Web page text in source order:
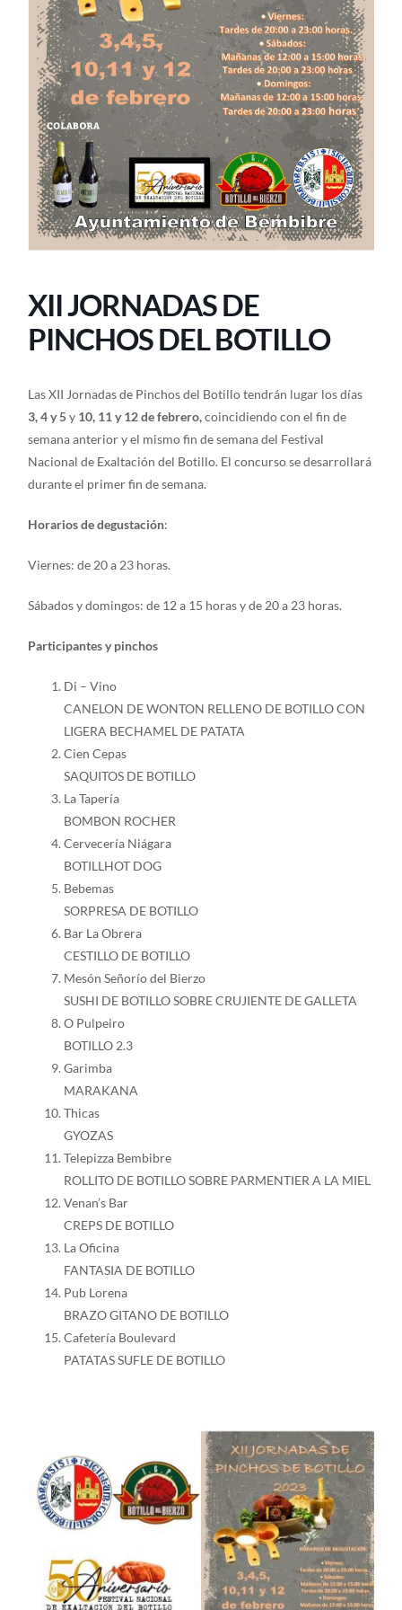
XII JORNADAS DE
PINCHOS DEL BOTILLO
Las XII Jornadas de Pinchos del Botillo tendrán lugar los días
3, 4 y 5y 10, 11 y 12 de febrero,coincidiendo con el fin de
semana anterior y el mismo fin de semana del Festival
Nacional de Exaltación del Botillo. El concurso se desarrollará
durante el primer fin de semana.
Horarios de degustación:
Viernes: de 20 a 23 horas.
Sábados y domingos: de 12 a 15 horas y de 20 a 23 horas.
Participantes y pinchos
Di – Vino
CANELON DE WONTON RELLENO DE BOTILLO CON
LIGERA BECHAMEL DE PATATA
Cien Cepas
SAQUITOS DE BOTILLO
La Tapería
BOMBON ROCHER
Cervecería Niágara
BOTILLHOT DOG
Bebemas
SORPRESA DE BOTILLO
Bar La Obrera
CESTILLO DE BOTILLO
Mesón Señorío del Bierzo
SUSHI DE BOTILLO SOBRE CRUJIENTE DE GALLETA
O Pulpeiro
BOTILLO 2.3
Garimba
MARAKANA
Thicas
GYOZAS
Telepizza Bembibre
ROLLITO DE BOTILLO SOBRE PARMENTIER A LA MIEL
Venan’s Bar
CREPS DE BOTILLO
La Oficina
FANTASIA DE BOTILLO
Pub Lorena
BRAZO GITANO DE BOTILLO
Cafetería Boulevard
PATATAS SUFLE DE BOTILLO